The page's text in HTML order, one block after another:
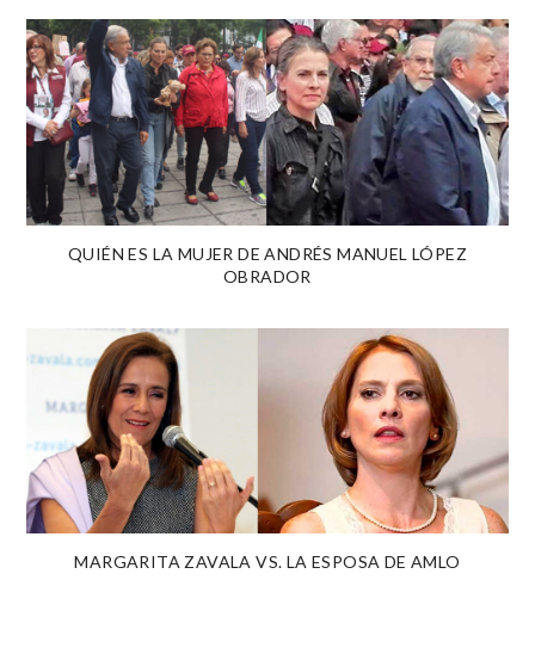
QUIÉN ES LA MUJER DE ANDRÉS MANUEL LÓPEZ
OBRADOR
MARGARITA ZAVALA VS. LA ESPOSA DE AMLO